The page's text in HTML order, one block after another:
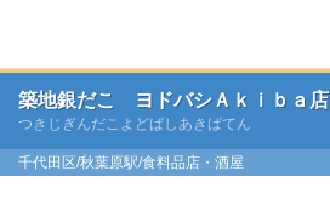
築地銀だこ ヨドバシＡｋｉｂａ店
つきじぎんだこよどばしあきばてん
千代田区/秋葉原駅/食料品店・酒屋